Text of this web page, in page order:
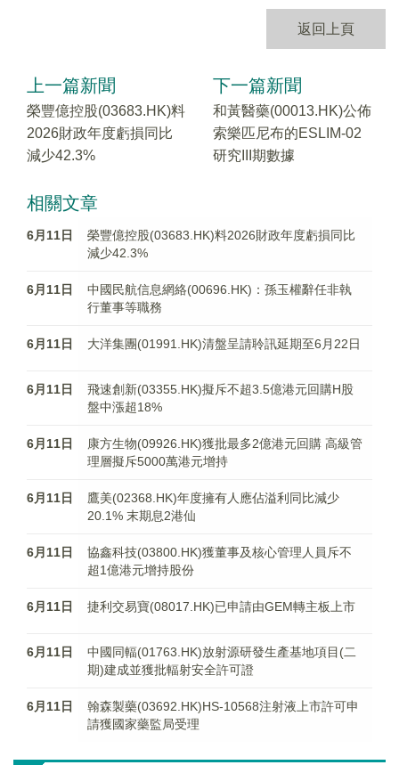
返回上頁
上一篇新聞
榮豐億控股(03683.HK)料
2026財政年度虧損同比
減少42.3%
下一篇新聞
和黃醫藥(00013.HK)公佈
索樂匹尼布的ESLIM-02
研究III期數據
相關文章
6月11日
榮豐億控股(03683.HK)料2026財政年度虧損同比
減少42.3%
6月11日
中國民航信息網絡(00696.HK)：孫玉權辭任非執
行董事等職務
6月11日 大洋集團(01991.HK)清盤呈請聆訊延期至6月22日
6月11日
飛速創新(03355.HK)擬斥不超3.5億港元回購H股
盤中漲超18%
6月11日
康方生物(09926.HK)獲批最多2億港元回購 高級管
理層擬斥5000萬港元增持
6月11日
鷹美(02368.HK)年度擁有人應佔溢利同比減少
20.1% 末期息2港仙
6月11日
協鑫科技(03800.HK)獲董事及核心管理人員斥不
超1億港元增持股份
6月11日 捷利交易寶(08017.HK)已申請由GEM轉主板上市
6月11日
中國同輻(01763.HK)放射源研發生產基地項目(二
期)建成並獲批輻射安全許可證
6月11日
翰森製藥(03692.HK)HS-10568注射液上市許可申
請獲國家藥監局受理